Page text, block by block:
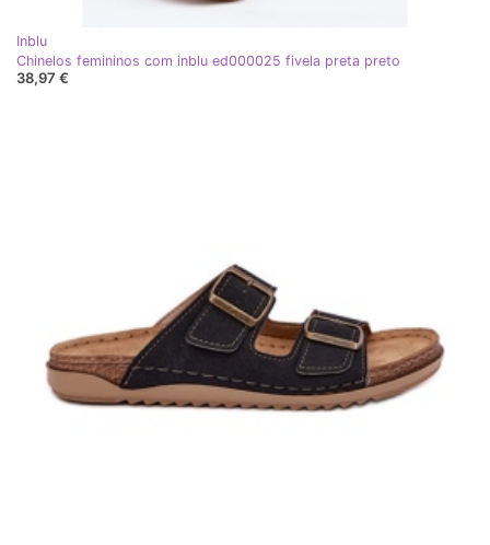
Inblu
Chinelos femininos com inblu ed000025 fivela preta preto
38,97 €